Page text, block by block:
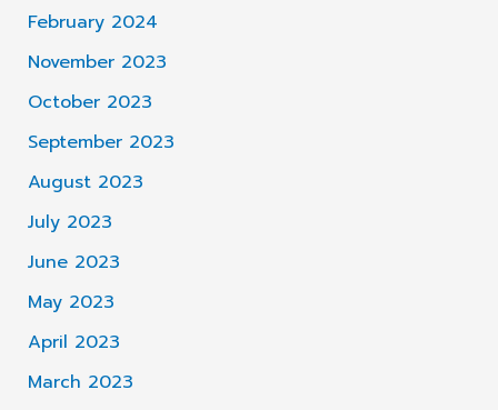
February 2024
November 2023
October 2023
September 2023
August 2023
July 2023
June 2023
May 2023
April 2023
March 2023